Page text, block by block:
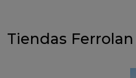
Tiendas